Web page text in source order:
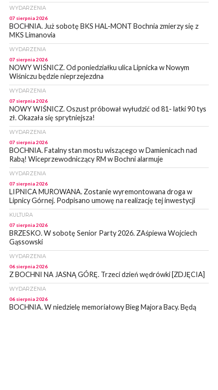
WYDARZENIA
07 sierpnia 2026
BOCHNIA. Już sobotę BKS HAL-MONT Bochnia zmierzy się z
MKS Limanovia
WYDARZENIA
07 sierpnia 2026
NOWY WIŚNICZ. Od poniedziałku ulica Lipnicka w Nowym
Wiśniczu będzie nieprzejezdna
WYDARZENIA
07 sierpnia 2026
NOWY WIŚNICZ. Oszust próbował wyłudzić od 81- latki 90 tys
zł. Okazała się sprytniejsza!
WYDARZENIA
07 sierpnia 2026
BOCHNIA. Fatalny stan mostu wiszącego w Damienicach nad
Rabą! Wiceprzewodniczący RM w Bochni alarmuje
WYDARZENIA
07 sierpnia 2026
LIPNICA MUROWANA. Zostanie wyremontowana droga w
Lipnicy Górnej. Podpisano umowę na realizację tej inwestycji
KULTURA
07 sierpnia 2026
BRZESKO. W sobotę Senior Party 2026. ZAśpiewa Wojciech
Gąssowski
WYDARZENIA
06 sierpnia 2026
Z BOCHNI NA JASNĄ GÓRĘ. Trzeci dzień wędrówki [ZDJĘCIA]
WYDARZENIA
06 sierpnia 2026
BOCHNIA. W niedzielę memoriałowy Bieg Majora Bacy. Będą